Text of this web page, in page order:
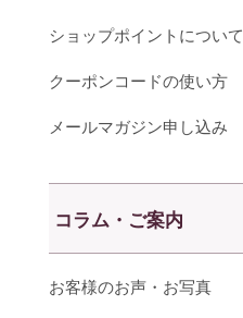
ショップポイントについて
クーポンコードの使い方
メールマガジン申し込み
コラム・ご案内
お客様のお声・お写真